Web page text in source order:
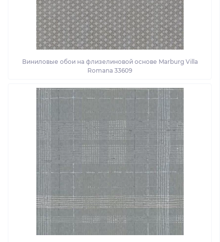
Виниловые обои на флизелиновой основе Marburg Villa
Romana 33609